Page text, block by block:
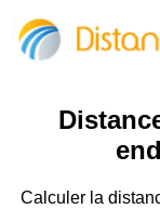
Calculer la